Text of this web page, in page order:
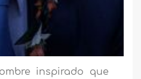
inspirado que